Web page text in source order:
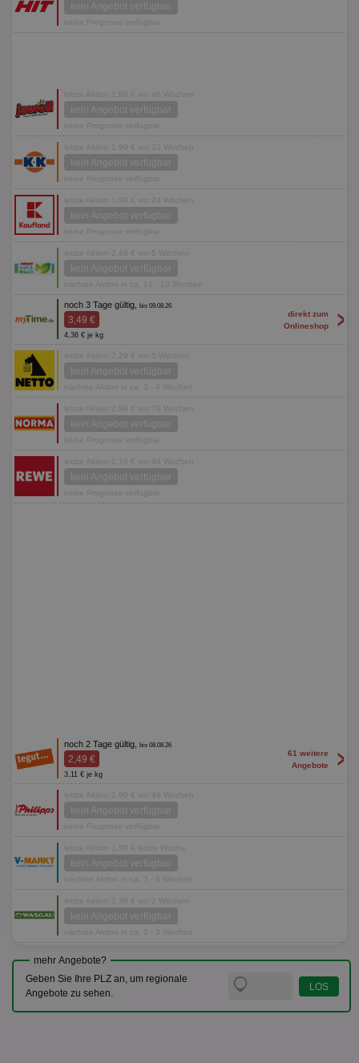
kein Angebot verfügbar
keine Prognose verfügbar
letzte Aktion 1,99 € vor 46 Wochen
kein Angebot verfügbar
keine Prognose verfügbar
letzte Aktion 1,99 € vor 32 Wochen
kein Angebot verfügbar
keine Prognose verfügbar
letzte Aktion 1,99 € vor 24 Wochen
kein Angebot verfügbar
keine Prognose verfügbar
letzte Aktion 2,49 € vor 5 Wochen
kein Angebot verfügbar
nächste Aktion in ca. 12 - 13 Wochen
noch 3 Tage gültig, bis 09.08.26
3,49 €
4,36 € je kg
direkt zum
Onlineshop
>
letzte Aktion 2,29 € vor 5 Wochen
kein Angebot verfügbar
nächste Aktion in ca. 3 - 4 Wochen
letzte Aktion 2,99 € vor 78 Wochen
kein Angebot verfügbar
keine Prognose verfügbar
letzte Aktion 2,19 € vor 44 Wochen
kein Angebot verfügbar
keine Prognose verfügbar
noch 2 Tage gültig, bis 08.08.26
2,49 €
3,11 € je kg
61 weitere
Angebote
>
letzte Aktion 1,99 € vor 49 Wochen
kein Angebot verfügbar
keine Prognose verfügbar
letzte Aktion 1,99 € letzte Woche
kein Angebot verfügbar
nächste Aktion in ca. 7 - 8 Wochen
letzte Aktion 2,39 € vor 2 Wochen
kein Angebot verfügbar
nächste Aktion in ca. 2 - 3 Wochen
mehr Angebote?
Geben Sie Ihre PLZ an, um regionale
Angebote zu sehen.